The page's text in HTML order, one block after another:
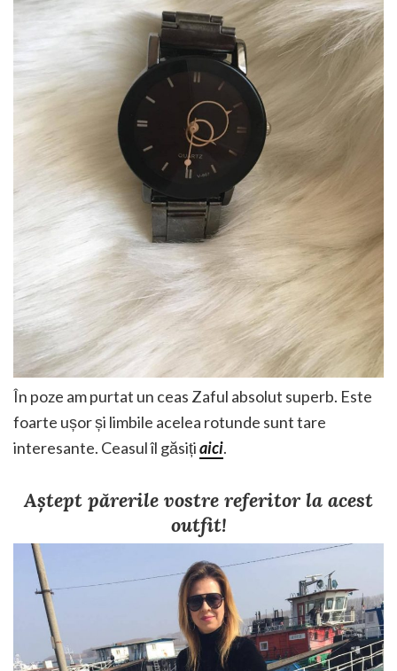
În poze am purtat un ceas Zaful absolut superb. Este
foarte ușor și limbile acelea rotunde sunt tare
interesante. Ceasul îl găsițiaici.
Aștept părerile vostre referitor la acest
outfit!